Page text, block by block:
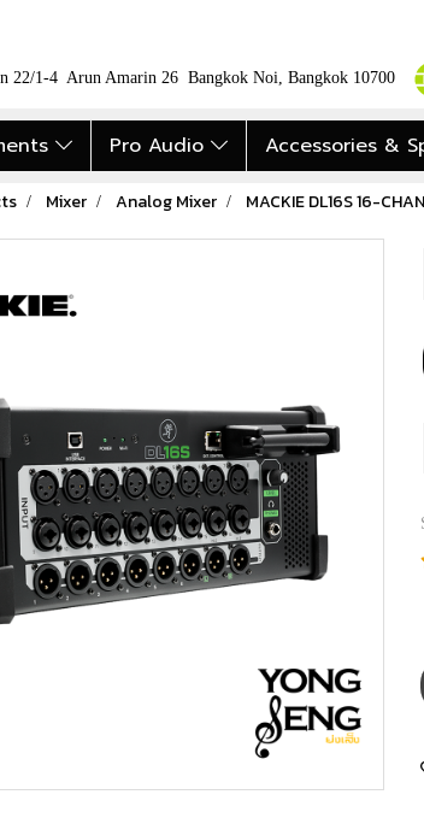
22/1-4 Arun Amarin 26 Bangkok Noi, Bangkok 10700
Pro Audio Accessories &
Mixer Analog Mixer MACKIE DL16S 16-